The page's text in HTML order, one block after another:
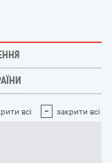
всі - закрити всі